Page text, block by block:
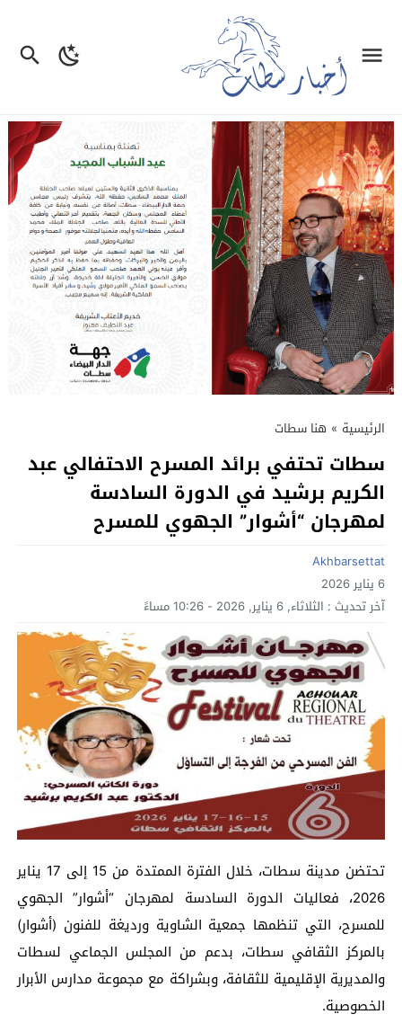
الرئيسية » هنا سطات
سطات تحتفي برائد المسرح الاحتفالي عبد
الكريم برشيد في الدورة السادسة
لمهرجان “أشوار” الجهوي للمسرح
Akhbarsettat
6 يناير 2026
آخر تحديث : الثلاثاء, 6 يناير, 2026 - 10:26 مساءً
تحتضن مدينة سطات، خلال الفترة الممتدة من 15 إلى 17 يناير
2026، فعاليات الدورة السادسة لمهرجان “أشوار” الجهوي
للمسرح، التي تنظمها جمعية الشاوية ورديغة للفنون (أشوار)
بالمركز الثقافي سطات، بدعم من المجلس الجماعي لسطات
والمديرية الإقليمية للثقافة، وبشراكة مع مجموعة مدارس الأبرار
الخصوصية.